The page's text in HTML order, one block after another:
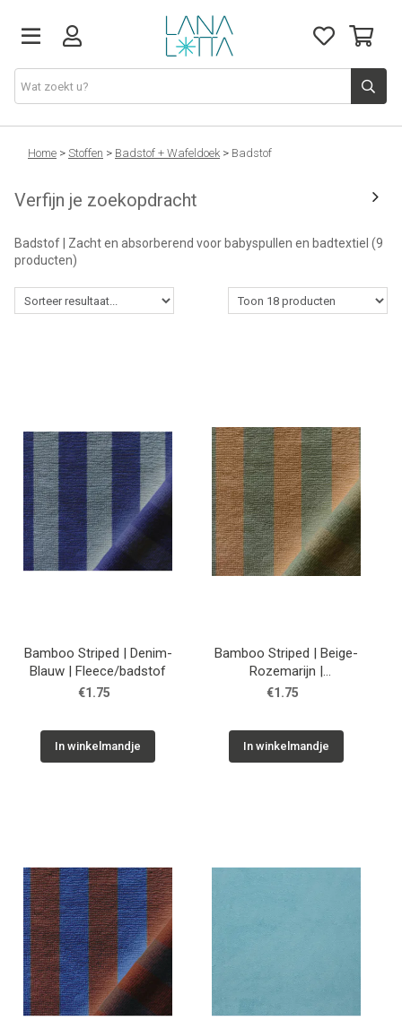
Stoffen
Fournituren
Naaigerief
Patronen
Tips & tricks
Cadeaubon
Solden
Home > Stoffen > Badstof + Wafeldoek > Badstof
Verfijn je zoekopdracht
Badstof | Zacht en absorberend voor babyspullen en badtextiel (9
producten)
Bamboo Striped | Denim-
Blauw | Fleece/badstof
€1.75
In winkelmandje
Bamboo Striped | Beige-
Rozemarijn |
Fleece/badstof
€1.75
In winkelmandje